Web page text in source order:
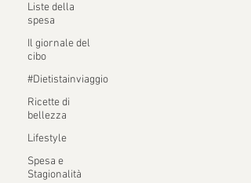
Liste della
spesa
Il giornale del
cibo
#Dietistainviaggio
Ricette di
bellezza
Lifestyle
Spesa e
Stagionalità